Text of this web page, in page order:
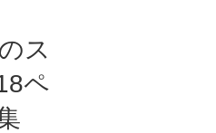
ス
ペ